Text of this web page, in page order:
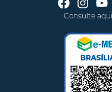
Consulte